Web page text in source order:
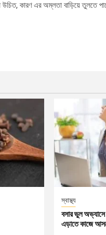
কারণ এর অম্লতা বাড়িয়ে তুলতে
স্বাস্থ্য
বসার ভুল অভ্যাসে
এড়াতে কাজে